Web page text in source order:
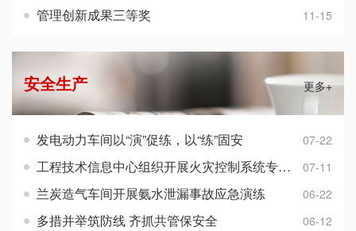
管理创新成果三等奖 11-15
安全生产 更多+
发电动力车间以“演”促练，以“练”固安 07-22
工程技术信息中心组织开展火灾控制系统专项培训 07-11
兰炭造气车间开展氨水泄漏事故应急演练 06-22
多措并举筑防线 齐抓共管保安全 06-12